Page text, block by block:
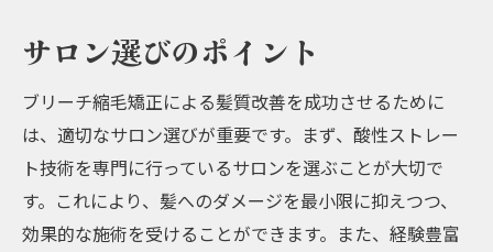
サロン選びのポイント
ブリーチ縮毛矯正による髪質改善を成功させるために
は、適切なサロン選びが重要です。まず、酸性ストレー
ト技術を専門に行っているサロンを選ぶことが大切で
す。これにより、髪へのダメージを最小限に抑えつつ、
効果的な施術を受けることができます。また、経験豊富